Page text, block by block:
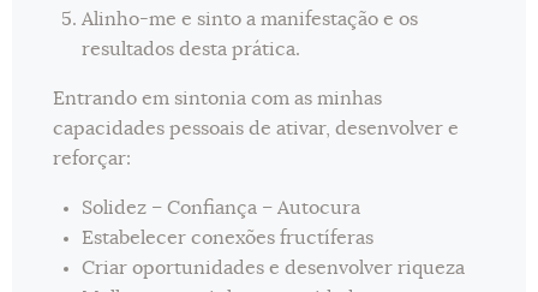
Alinho-me e sinto a manifestação e os
resultados desta prática.
Entrando em sintonia com as minhas
capacidades pessoais de ativar, desenvolver e
reforçar:
Solidez – Confiança – Autocura
Estabelecer conexões fructíferas
Criar oportunidades e desenvolver riqueza